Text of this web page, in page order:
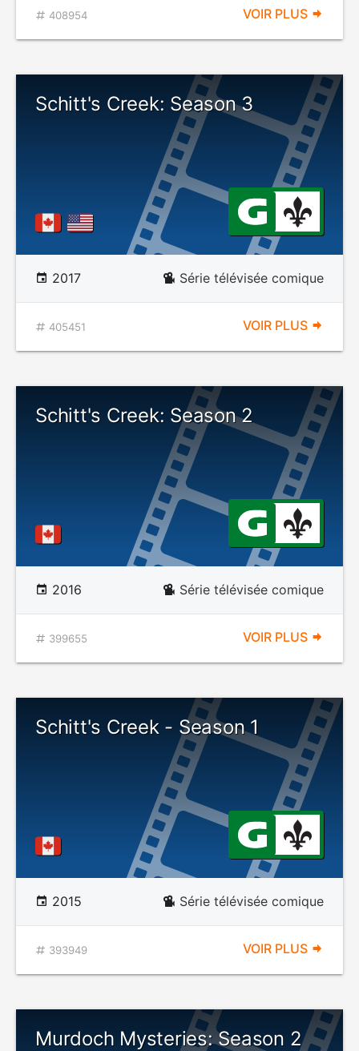
408954 VOIR PLUS
Schitt's Creek: Season 3
2017 Série télévisée comique
405451 VOIR PLUS
Schitt's Creek: Season 2
2016 Série télévisée comique
399655 VOIR PLUS
Schitt's Creek - Season 1
2015 Série télévisée comique
393949 VOIR PLUS
Murdoch Mysteries: Season 2